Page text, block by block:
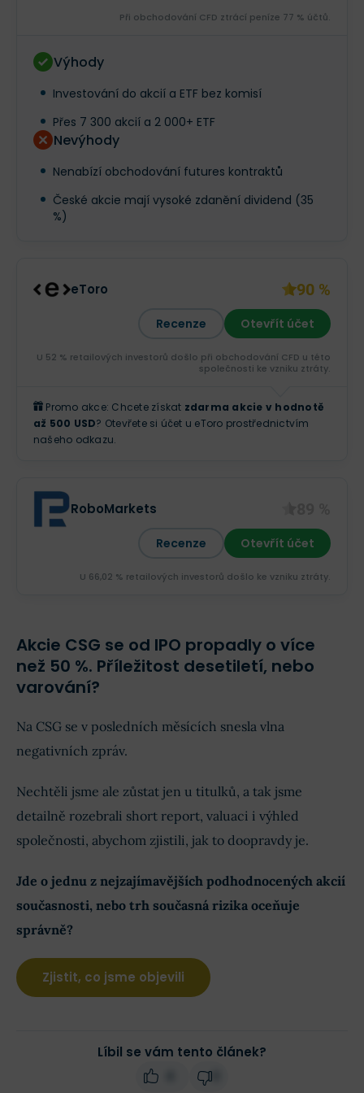
Při obchodování CFD ztrácí peníze 77 % účtů.
Výhody
Investování do akcií a ETF bez komisí
Přes 7 300 akcií a 2 000+ ETF
Nevýhody
Nenabízí obchodování futures kontraktů
České akcie mají vysoké zdanění dividend (35
%)
eToro 90 %
Recenze Otevřít účet
U 52 % retailových investorů došlo při obchodování CFD u této
společnosti ke vzniku ztráty.
Promo akce: Chcete získat zdarma akcie v hodnotě
až 500 USD? Otevřete si účet u eToro prostřednictvím
našeho odkazu.
RoboMarkets
Recenze Otevřít účet
U 66,02 % retailových investorů došlo ke vzniku ztráty.
Akcie CSG se od IPO propadly o více
než 50 %. Příležitost desetiletí, nebo
varování?
Na CSG se v posledních měsících snesla vlna
negativních zpráv.
Nechtěli jsme ale zůstat jen u titulků, a tak jsme
detailně rozebrali short report, valuaci i výhled
společnosti, abychom zjistili, jak to doopravdy je.
Jde o jednu z nejzajímavějších podhodnocených akcií
současnosti, nebo trh současná rizika oceňuje
správně?
Zjistit, co jsme objevili
Líbil se vám tento článek?